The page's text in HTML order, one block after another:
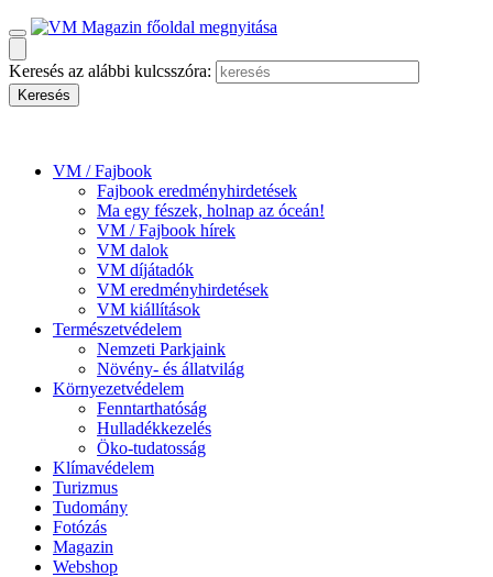
Keresés az alábbi kulcsszóra:
VM / Fajbook
Fajbook eredményhirdetések
Ma egy fészek, holnap az óceán!
VM / Fajbook hírek
VM dalok
VM díjátadók
VM eredményhirdetések
VM kiállítások
Természetvédelem
Nemzeti Parkjaink
Növény- és állatvilág
Környezetvédelem
Fenntarthatóság
Hulladékkezelés
Öko-tudatosság
Klímavédelem
Turizmus
Tudomány
Fotózás
Magazin
Webshop